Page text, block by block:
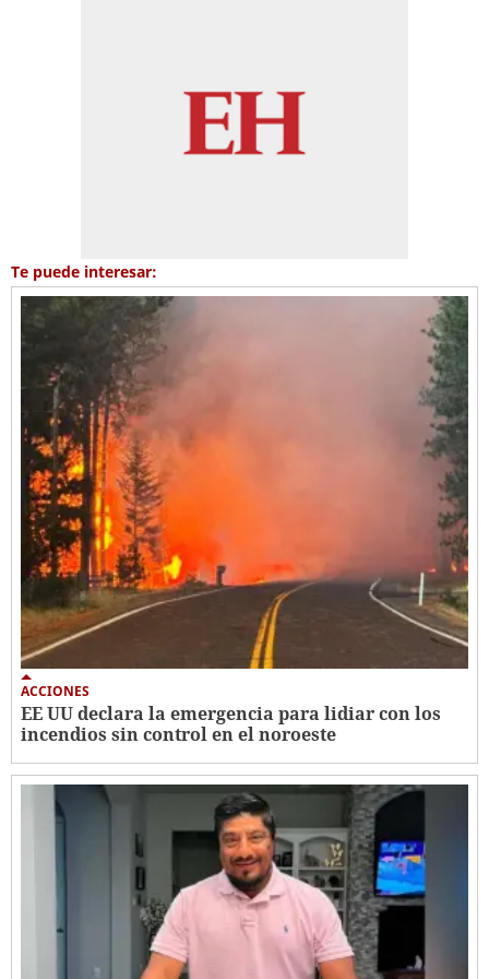
Te puede interesar:
ACCIONES
EE UU declara la emergencia para lidiar con los
incendios sin control en el noroeste